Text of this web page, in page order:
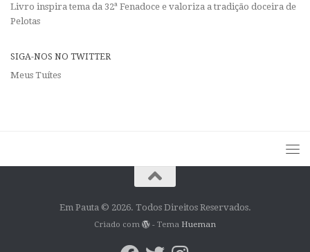
Livro inspira tema da 32ª Fenadoce e valoriza a tradição doceira de
Pelotas
SIGA-NOS NO TWITTER
Meus Tuítes
Em Pauta © 2026. Todos Direitos Reservados.
Criado com - Tema Hueman